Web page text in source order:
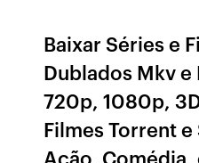
Baixar Séries e
Dublados Mkv e
720p, 1080p,
Filmes Torrent
Ação, Comédia,